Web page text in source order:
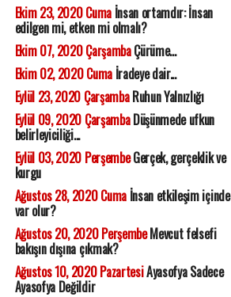
Ekim 23, 2020 Cumaİnsan ortamdır: İnsan
edilgen mi, etken mi olmalı?
Ekim 07, 2020 ÇarşambaÇürüme...
Ekim 02, 2020 Cumaİradeye dair...
Eylül 23, 2020 ÇarşambaRuhun Yalnızlığı
Eylül 09, 2020 ÇarşambaDüşünmede ufkun
belirleyiciliği...
Eylül 03, 2020 PerşembeGerçek, gerçeklik ve
kurgu
Ağustos 28, 2020 Cumaİnsan etkileşim içinde
var olur?
Ağustos 20, 2020 PerşembeMevcut felsefi
bakışın dışına çıkmak?
Ağustos 10, 2020 PazartesiAyasofya Sadece
Ayasofya Değildir